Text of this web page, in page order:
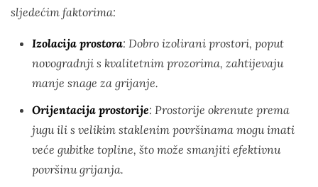
sljedećim faktorima:
Izolacija prostora: Dobro izolirani prostori, poput
novogradnji s kvalitetnim prozorima, zahtijevaju
manje snage za grijanje.
Orijentacija prostorije: Prostorije okrenute prema
jugu ili s velikim staklenim površinama mogu imati
veće gubitke topline, što može smanjiti efektivnu
površinu grijanja.